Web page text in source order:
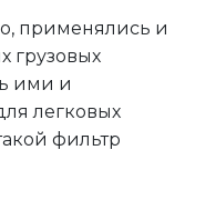
применялись и
грузовых
ими и
легковых
фильтр